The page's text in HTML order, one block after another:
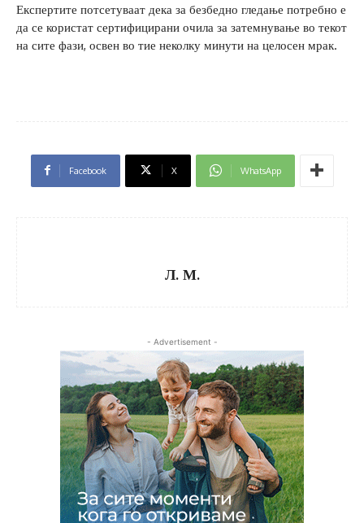
Експертите потсетуваат дека за безбедно гледање потребно е
да се користат сертифицирани очила за затемнување во текот
на сите фази, освен во тие неколку минути на целосен мрак.
Facebook X WhatsApp
Л. М.
- Advertisement -